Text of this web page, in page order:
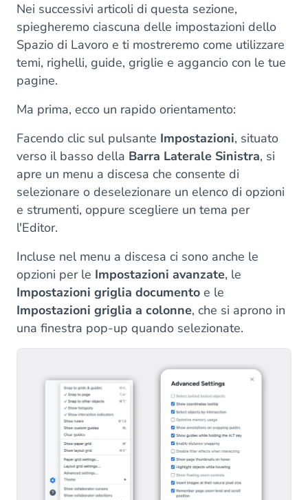
Nei successivi articoli di questa sezione,
spiegheremo ciascuna delle impostazioni dello
Spazio di Lavoro e ti mostreremo come utilizzare
temi, righelli, guide, griglie e aggancio con le tue
pagine.
Ma prima, ecco un rapido orientamento:
Facendo clic sul pulsante Impostazioni, situato
verso il basso della Barra Laterale Sinistra, si
apre un menu a discesa che consente di
selezionare o deselezionare un elenco di opzioni
e strumenti, oppure scegliere un tema per
l'Editor.
Incluse nel menu a discesa ci sono anche le
opzioni per le Impostazioni avanzate, le
Impostazioni griglia documento e le
Impostazioni griglia a colonne, che si aprono in
una finestra pop-up quando selezionate.